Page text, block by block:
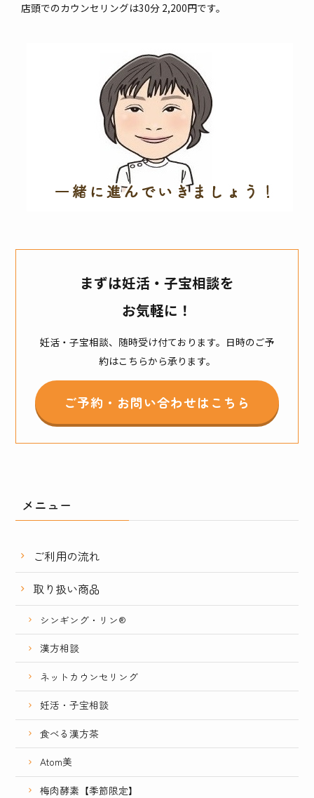
店頭でのカウンセリングは30分 2,200円です。
まずは妊活・子宝相談を
お気軽に！
妊活・子宝相談、随時受け付ております。日時のご予
約はこちらから承ります。
ご予約・お問い合わせはこちら
メニュー
ご利用の流れ
取り扱い商品
シンギング・リン®
漢方相談
ネットカウンセリング
妊活・子宝相談
食べる漢方茶
Atom美
梅肉酵素【季節限定】